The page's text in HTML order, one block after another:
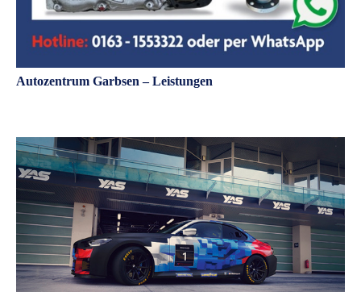
Autozentrum Garbsen – Leistungen